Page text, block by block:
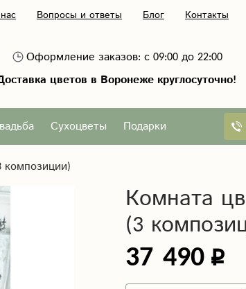
Вопросы и ответы Блог Контакты
Оформление заказов: с 09:00 до 22:00
цветов в Воронеже круглосуточно!
Сухоцветы Подарки
композиции)
Комната
(3
37 490